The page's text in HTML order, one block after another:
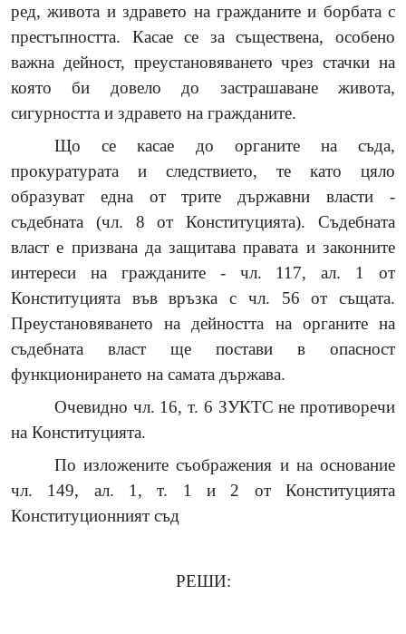
ред, живота и здравето на гражданите и борбата с
престъпността. Касае се за съществена, особено
важна дейност, преустановяването чрез стачки на
която би довело до застрашаване живота,
сигурността и здравето на гражданите.
Що се касае до органите на съда,
прокуратурата и следствието, те като цяло
образуват една от трите държавни власти -
съдебната (чл. 8 от Конституцията). Съдебната
власт е призвана да защитава правата и законните
интереси на гражданите - чл. 117, ал. 1 от
Конституцията във връзка с чл. 56 от същата.
Преустановяването на дейността на органите на
съдебната власт ще постави в опасност
функционирането на самата държава.
Очевидно чл. 16, т. 6 ЗУКТС не противоречи
на Конституцията.
По изложените съображения и на основание
чл. 149, ал. 1, т. 1 и 2 от Конституцията
Конституционният съд
РЕШИ: